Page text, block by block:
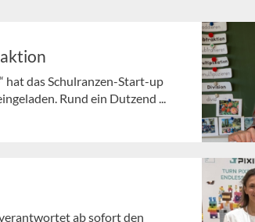
hat das Schulranzen-Start-up
Rund ein Dutzend ...
ab sofort den